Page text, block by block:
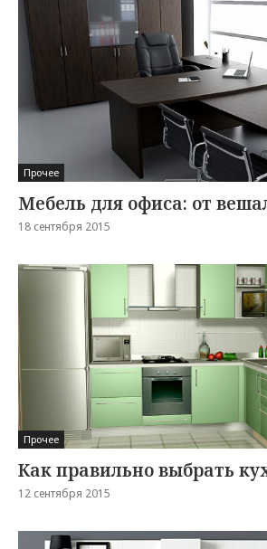
Прочее
Мебель для офиса: от
18 сентября 2015
Прочее
Как правильно выбрать
12 сентября 2015